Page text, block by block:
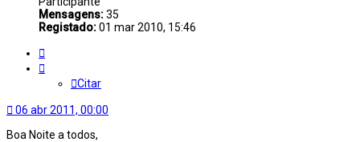
Mensagens:35
Registado:01 mar 2010, 15:46
Citar
06 abr 2011, 00:00
Boa Noite a todos,